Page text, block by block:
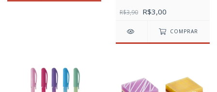
R$3,90 R$3,00
COMPRAR